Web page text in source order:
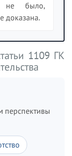
не было,
доказана.
1109 ГК
перспективы